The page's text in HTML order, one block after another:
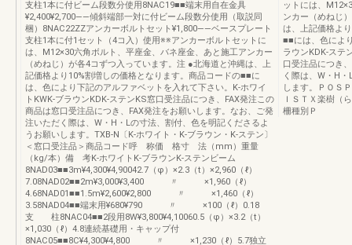
支柱1本に付ビーム段数分使用8NAC19■■端末用自在金具
¥2,400¥2,700――傾斜端部一対に付ビーム段数分使用（取説同
梱）8NAC22ZZアンカーボルトセット¥1,800――ベースプレート
支柱1本に付1セット（4コ入）使用※※アンカーボルトセットに
は、M12×30六角ボルト、平座金、バネ座金、あと施工アンカー
（めねじ）が各4コずつ入っています。注 ●北海道と沖縄は、上
記価格より10%割増しの価格となります。商品コードの■■に
は、色により下記のアルファベットを入れて下さい。K-ホワイ
トKWK-ブラウンKDK-ステンKS窓口受注品につき、FAX発注この
商品は窓口受注品につき、FAX発注をお願いします。なお、ご発
注いただく際は、W・H・Lの寸法、割付、色を明記くださるよ
うお願いします。TXB-N〔K-ホワイト・K-ブラウン・K-ステン〕
＜窓口受注品＞商品コード呼 称価 格寸 法（mm）重量
（kg/本）備 考K-ホワイトK-ブラウンK-ステンビーム
8NAD03■■3m¥4,300¥4,90042.7（φ）×2.3（t）×2,960（ℓ）
7.08NAD02■■2m¥3,000¥3,400 〃 ×1,960（ℓ）
4.68NAD01■■1.5m¥2,600¥2,800 〃 ×1,460（ℓ）
3.58NAD04■■端末用¥680¥790 〃 ×100（ℓ）0.18
支 柱8NAC04■■2段用8W¥3,800¥4,10060.5（φ）×3.2（t）
×1,030（ℓ）4.8連続基礎用・キャップ付
8NAC05■■8C¥4,300¥4,800 〃 ×1,230（ℓ）5.7独立
ットには、
ンカー（めねじ
は、上記価格よ
■■には、色によ
ラウンKDK-ステ
口受注品につき
く際は、W・H
します。ＰＯＳ
ＩＳＴＸ楽樹（
柵種別Ｐ